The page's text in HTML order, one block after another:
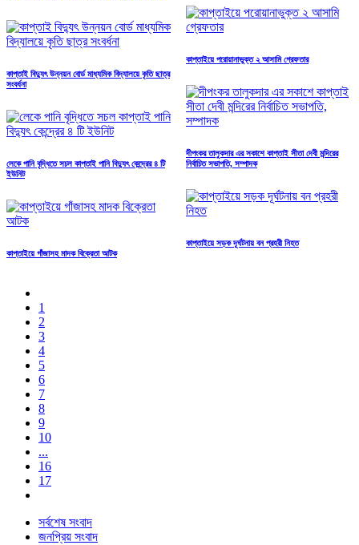
কাপ্তাই বিদ্যুৎ উন্নয়ন বোর্ড মাধ্যমিক বিদ্যালয়ে কৃতি ছাত্র
সংবর্ধনা
লেকে পানি বৃদ্ধিতে সচল কাপ্তাই পানি বিদ্যুৎ কেন্দ্রের ৪ টি
ইউনিট
কাপ্তাইয়ে গাঁজাসহ মাদক বিক্রেতা আটক
কাপ্তাইয়ে পরোয়ানাভুক্ত ২ আসামি গ্রেফতার
দীপংকর তালুকদার এর সকাশে কাপ্তাই সীতা দেবী মন্দিরের
নির্বাচিত সভাপতি, সম্পাদক
কাপ্তাইয়ে সড়ক দূর্ঘটনায় বন প্রহরী নিহত
1
2
3
4
5
6
7
8
9
10
...
16
17
সর্বশেষ সংবাদ
জনপ্রিয় সংবাদ